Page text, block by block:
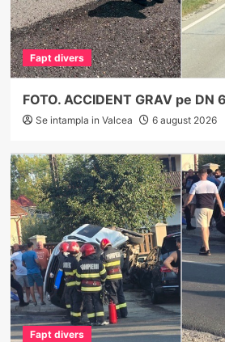
Fapt divers
FOTO. ACCIDENT GRAV pe DN
Se intampla in Valcea 6 august 2026
Fapt divers